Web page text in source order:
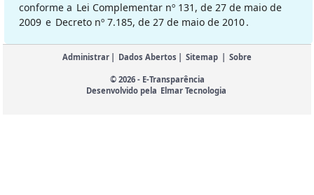
conforme a Lei Complementar nº 131, de 27 de maio de
2009 e Decreto nº 7.185, de 27 de maio de 2010.
Administrar Dados Abertos Sitemap Sobre
© 2026 - E-Transparência
Desenvolvido pela Elmar Tecnologia